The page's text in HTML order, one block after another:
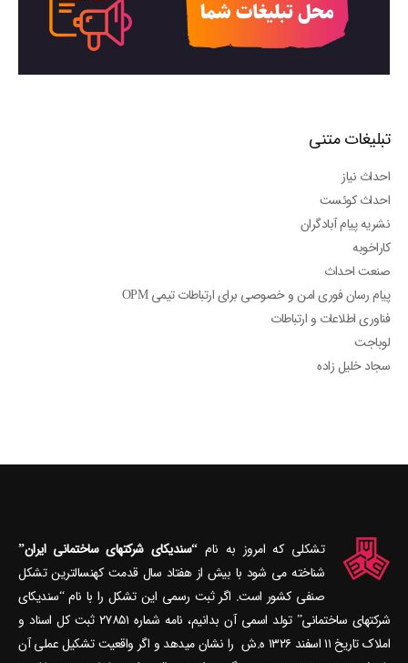
تبلیغات متنی
احداث نیاز
احداث کوئست
نشریه پیام آبادگران
کاراخوبه
صنعت احداث
پیام رسان فوری امن و خصوصی برای ارتباطات تیمی OPM
فناوری اطلاعات و ارتباطات
لوباجت
سجاد خلیل زاده
تشکلی که امروز به نام“سندیکای شرکتهای ساختمانی ایران”
شناخته می‎ شود با بیش از هفتاد سال قدمت کهنسال‎ترین تشکل
صنفی کشور است. اگر ثبت رسمی این تشکل را با نام “سندیکای
شرکتهای ساختمانی” تولد اسمی آن بدانیم، نامه شماره ۲۷۸۵۱ ثبت کل اسناد و
املاک تاریخ ۱۱ اسفند ۱۳۲۶ ه.ش را نشان می‎دهد و اگر واقعیت تشکیل عملی آن